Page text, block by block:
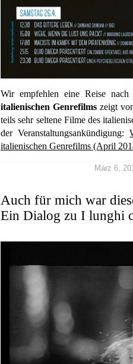
Wir empfehlen eine Reise
italienischen Genrefilms zeigt
teils sehr seltene Filme des
der Veranstaltungsankündigung:
italienischen Genrefilms (April
März 6,
Auch für mich war
Ein Dialog zu I lunghi